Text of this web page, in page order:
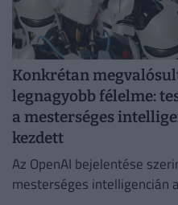
Konkrétan
legnagyobb félelme:
a mesterséges
kezdett
Az OpenAI bejelentése
mesterséges intelligencián